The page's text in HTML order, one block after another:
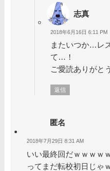
志真
2018年6月16日 6:11 PM
またいつか…レ
て…！
ご愛読ありがと
返信
匿名
2018年7月29日 8:31 AM
いい最終回だｗｗｗｗ
ってまだ転校初日じゃ